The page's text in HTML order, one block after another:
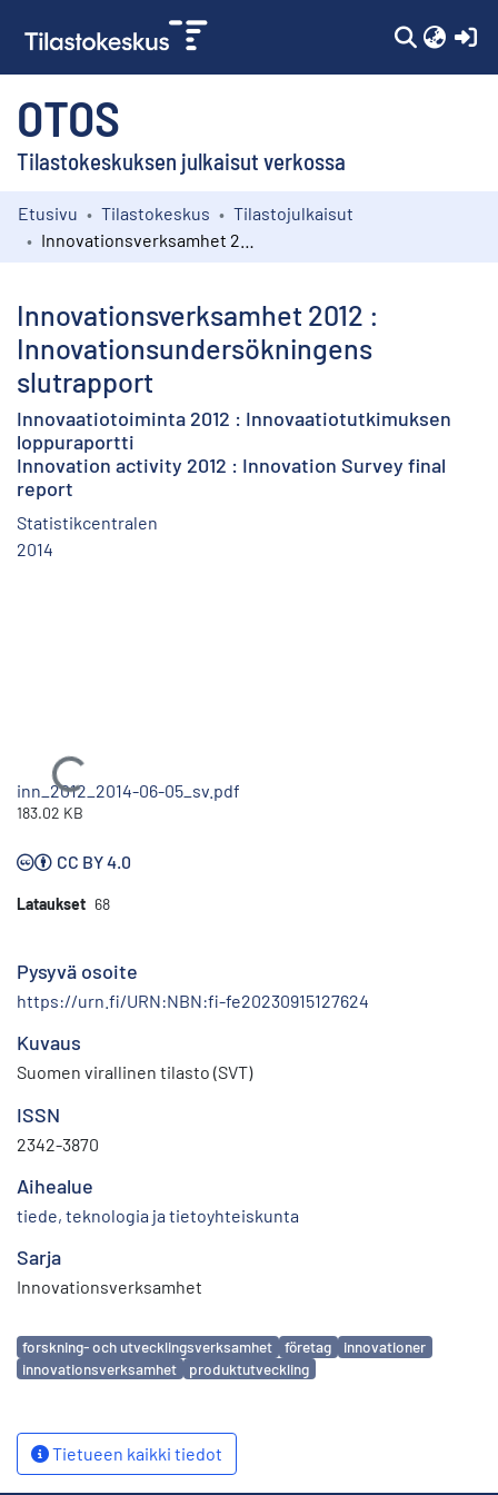
OTOS
Tilastokeskuksen julkaisut verkossa
Kokoelmat
Etusivu Tilastokeskus
Tilastojulkaisut
Innovationsverksamhet 2012 :
Innovationsundersökningens
slutrapport
Innovaatiotoiminta 2012 : Innovaatiotutkimuksen
loppuraportti
Innovation activity 2012 : Innovation Survey final
report
Statistikcentralen
2014
Ladataan...
inn_2012_2014-06-05_sv.pdf
183.02 KB
CC BY 4.0
Lataukset 68
Pysyvä osoite
https://urn.fi/URN:NBN:fi-fe20230915127624
Kuvaus
Suomen virallinen tilasto (SVT)
ISSN
2342-3870
Aihealue
tiede, teknologia ja tietoyhteiskunta
Sarja
Innovationsverksamhet
Avainsanat
forskning- och utvecklingsverksamhet företag
innovationer
innovationsverksamhet
produktutveckling
Tietueen kaikki tiedot